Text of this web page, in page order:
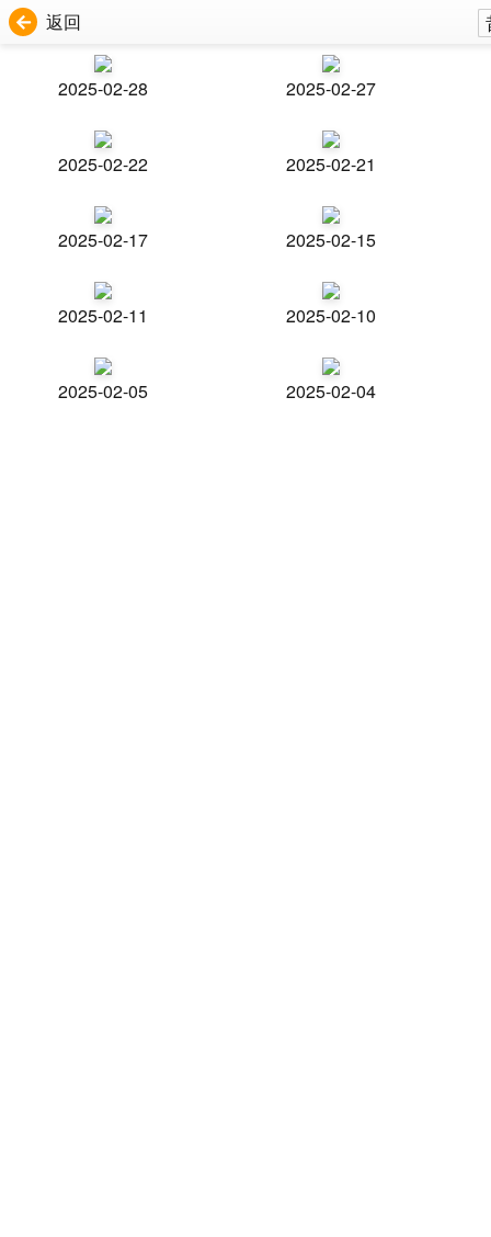
返回
2025-02-28 2025-02-27
2025-02-22 2025-02-21
2025-02-17 2025-02-15
2025-02-11 2025-02-10
2025-02-05 2025-02-04